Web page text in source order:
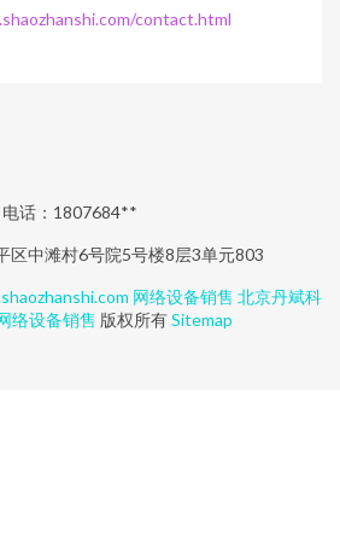
contact.html
电话：1807684**
区中滩村6号院5号楼8层3单元803
网络设备销售 北京丹斌科
络设备销售 版权所有Sitemap